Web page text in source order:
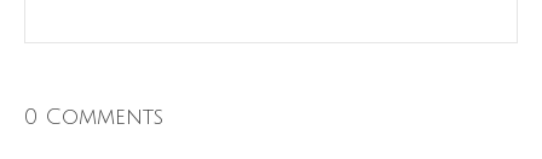
0 Comments